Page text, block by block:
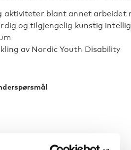
blant annet arbeidet
og tilgjengelig kunstig
av Nordic Youth Disability